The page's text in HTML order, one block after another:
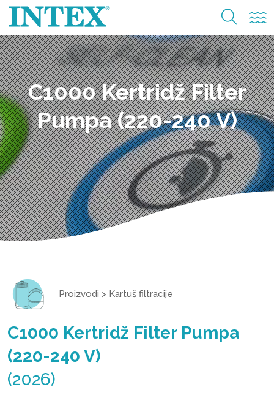
C1000 Kertridž Filter
Pumpa (220-240 V)
Proizvodi > Kartuš filtracije
C1000 Kertridž Filter Pumpa
(220-240 V)
(2026)